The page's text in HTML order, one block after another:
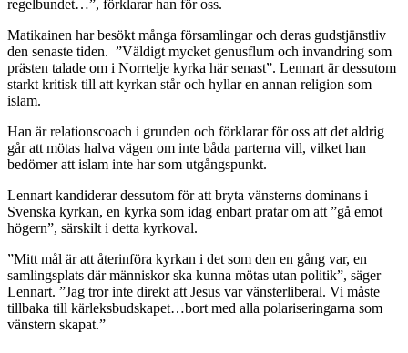
regelbundet…”, förklarar han för oss.
Matikainen har besökt många församlingar och deras gudstjänstliv
den senaste tiden. ”Väldigt mycket genusflum och invandring som
prästen talade om i Norrtelje kyrka här senast”. Lennart är dessutom
starkt kritisk till att kyrkan står och hyllar en annan religion som
islam.
Han är relationscoach i grunden och förklarar för oss att det aldrig
går att mötas halva vägen om inte båda parterna vill, vilket han
bedömer att islam inte har som utgångspunkt.
Lennart kandiderar dessutom för att bryta vänsterns dominans i
Svenska kyrkan, en kyrka som idag enbart pratar om att ”gå emot
högern”, särskilt i detta kyrkoval.
”Mitt mål är att återinföra kyrkan i det som den en gång var, en
samlingsplats där människor ska kunna mötas utan politik”, säger
Lennart. ”Jag tror inte direkt att Jesus var vänsterliberal. Vi måste
tillbaka till kärleksbudskapet…­­bort med alla polariseringarna som
vänstern skapat.”